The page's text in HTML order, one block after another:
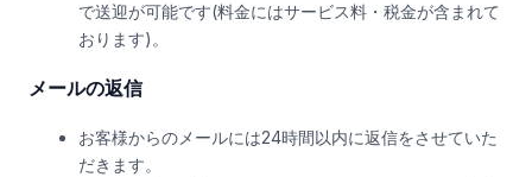
で送迎が可能です(料金にはサービス料・税金が含まれて
おります)。
メールの返信
お客様からのメールには24時間以内に返信をさせていた
だきます。